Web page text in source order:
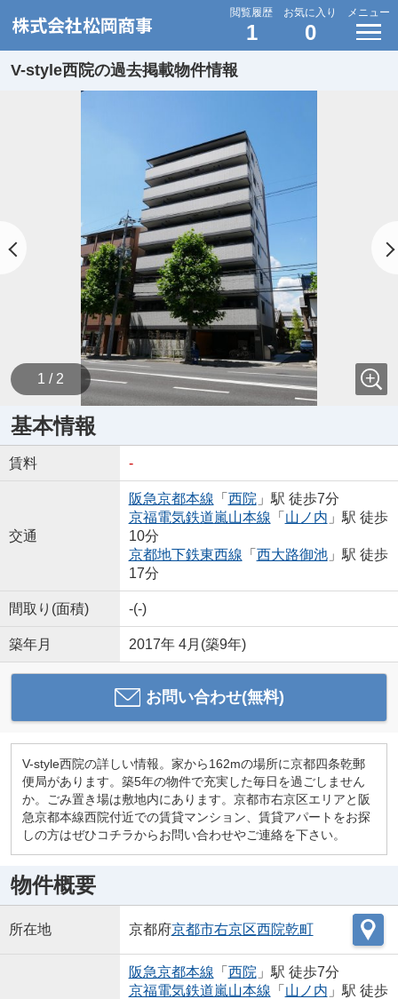
閲覧履歴
1
お気に入り
0
メニュー
V-style西院の過去掲載物件情報
1 / 2
基本情報
賃料 -
交通
阪急京都本線 「 西院 」駅 徒歩7分
京福電気鉄道嵐山本線 「 山ノ内 」駅 徒歩
10分
京都地下鉄東西線 「 西大路御池」駅 徒歩
17分
間取り(面積) -(-)
築年月 2017年 4月(築9年)
お問い合わせ(無料)
V-style西院の詳しい情報。家から162mの場所に京都四条乾郵
便局があります。築5年の物件で充実した毎日を過ごしません
か。ごみ置き場は敷地内にあります。京都市右京区エリアと阪
急京都本線西院付近での賃貸マンション、賃貸アパートをお探
しの方はぜひコチラからお問い合わせやご連絡を下さい。
物件概要
所在地 京都府京都市右京区西院乾町
阪急京都本線 「 西院 」駅 徒歩7分
京福電気鉄道嵐山本線 「 山ノ内 」駅 徒歩